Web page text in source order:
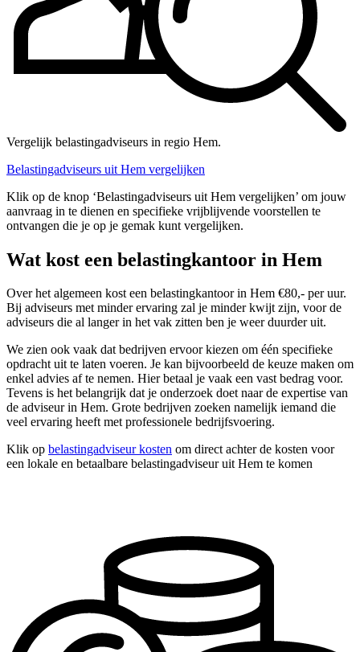
Vergelijk belastingadviseurs in regio Hem.
Belastingadviseurs uit Hem vergelijken
Klik op de knop ‘Belastingadviseurs uit Hem vergelijken’ om jouw
aanvraag in te dienen en specifieke vrijblijvende voorstellen te
ontvangen die je op je gemak kunt vergelijken.
Wat kost een belastingkantoor in Hem
Over het algemeen kost een belastingkantoor in Hem €80,- per uur.
Bij adviseurs met minder ervaring zal je minder kwijt zijn, voor de
adviseurs die al langer in het vak zitten ben je weer duurder uit.
We zien ook vaak dat bedrijven ervoor kiezen om één specifieke
opdracht uit te laten voeren. Je kan bijvoorbeeld de keuze maken om
enkel advies af te nemen. Hier betaal je vaak een vast bedrag voor.
Tevens is het belangrijk dat je onderzoek doet naar de expertise van
de adviseur in Hem. Grote bedrijven zoeken namelijk iemand die
veel ervaring heeft met professionele bedrijfsvoering.
Klik op belastingadviseur kosten om direct achter de kosten voor
een lokale en betaalbare belastingadviseur uit Hem te komen